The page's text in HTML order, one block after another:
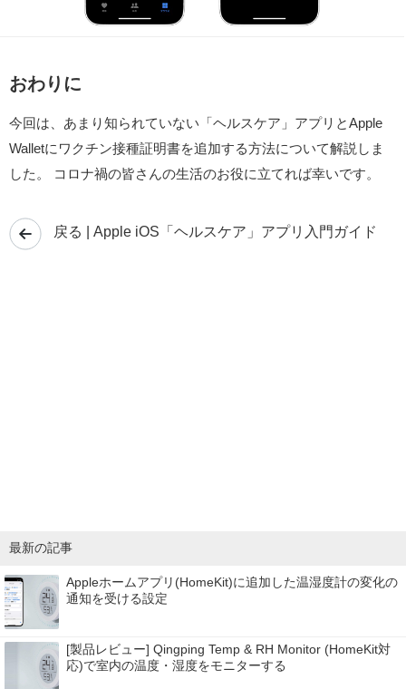
おわりに
今回は、あまり知られていない「ヘルスケア」アプリとApple
Walletにワクチン接種証明書を追加する方法について解説しま
した。 コロナ禍の皆さんの生活のお役に立てれば幸いです。
戻る | Apple iOS「ヘルスケア」アプリ入門ガイド
最新の記事
Appleホームアプリ(HomeKit)に追加した温湿度計の変化の
通知を受ける設定
[製品レビュー] Qingping Temp & RH Monitor (HomeKit対
応)で室内の温度・湿度をモニターする